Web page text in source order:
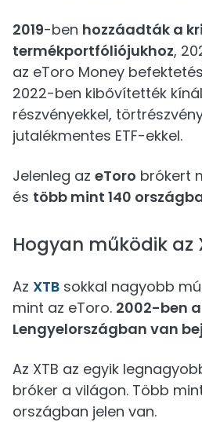
2019-ben hozzáadták a
termékportfóliójukhoz,
az eToro Money
2022-ben kibővítették
részvényekkel,
jutalékmentes ETF-ekkel.
Jelenleg az eToro brókert
és több mint 140
Hogyan működik az
Az XTB sokkal nagyobb
mint az eToro. 2002-ben
Lengyelországban van
Az XTB az egyik
bróker a világon. Több
országban jelen van.